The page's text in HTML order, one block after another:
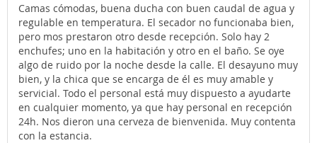
Camas cómodas, buena ducha con buen caudal de agua y
regulable en temperatura. El secador no funcionaba bien,
pero mos prestaron otro desde recepción. Solo hay 2
enchufes; uno en la habitación y otro en el baño. Se oye
algo de ruido por la noche desde la calle. El desayuno muy
bien, y la chica que se encarga de él es muy amable y
servicial. Todo el personal está muy dispuesto a ayudarte
en cualquier momento, ya que hay personal en recepción
24h. Nos dieron una cerveza de bienvenida. Muy contenta
con la estancia.